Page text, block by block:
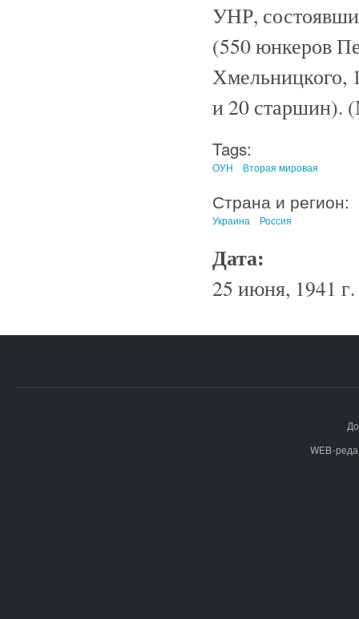
УНР,
(550 юнкеров
Хмельницкого,
и 20 старшин).
Tags:
ОУН Вторая мировая
Страна и регион:
Украина Россия
Дата:
25 июня, 1941 г.
WEB-